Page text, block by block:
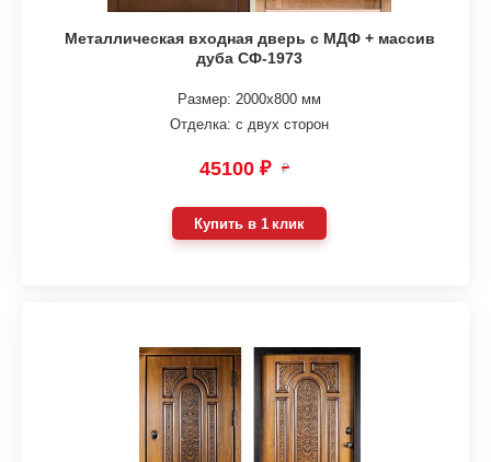
Металлическая входная дверь с МДФ + массив
дуба СФ-1973
Размер: 2000х800 мм
Отделка: с двух сторон
45100 ₽ ₽
Купить в 1 клик